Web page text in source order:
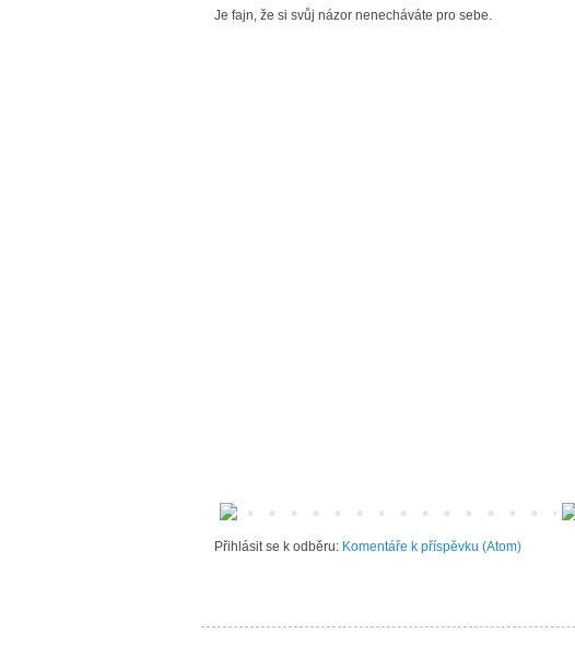
Je fajn, že si svůj názor nenecháváte pro sebe.
Přihlásit se k odběru: Komentáře k příspěvku (Atom)